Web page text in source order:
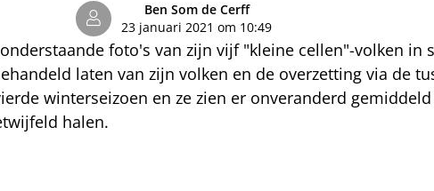
Ben Som de Cerff
23 januari 2021 om 10:49
foto's van zijn vijf "kleine cellen"-volken in
laten van zijn volken en de overzetting via de
winterseizoen en ze zien er onveranderd
halen.